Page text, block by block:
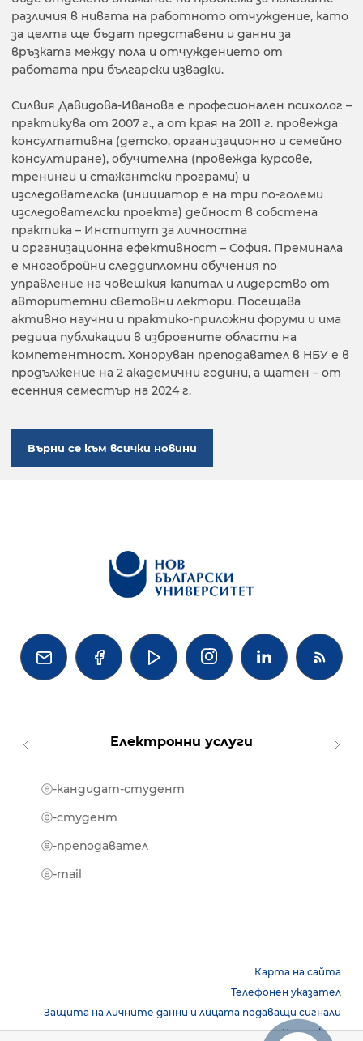
различия в нивата на работното отчуждение, като
за целта ще бъдат представени и данни за
връзката между пола и отчуждението от
работата при български извадки.
Силвия Давидова-Иванова е професионален психолог –
практикува от 2007 г., а от края на 2011 г. провежда
консултативна (детско, организационно и семейно
консултиране), обучителна (провежда курсове,
тренинги и стажантски програми) и
изследователска (инициатор е на три по-големи
изследователски проекта) дейност в собстена
практика – Институт за личностна
и организационна ефективност – София. Преминала
е многобройни следдипломни обучения по
управление на човешкия капитал и лидерство от
авторитетни световни лектори. Посещава
активно научни и практико-приложни форуми и има
редица публикации в изброените области на
компетентност. Хоноруван преподавател в НБУ е в
продължение на 2 академични години, а щатен – от
есенния семестър на 2024 г.
Върни се към всички новини
   
Електронни услуги
ⓔ-кандидат-студент
ⓔ-студент
ⓔ-преподавател
ⓔ-mail
Карта на сайта
Телефонен указател
Защита на личните данни и лицата подаващи сигнали
Контакти